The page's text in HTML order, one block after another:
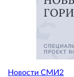
Новости СМИ2